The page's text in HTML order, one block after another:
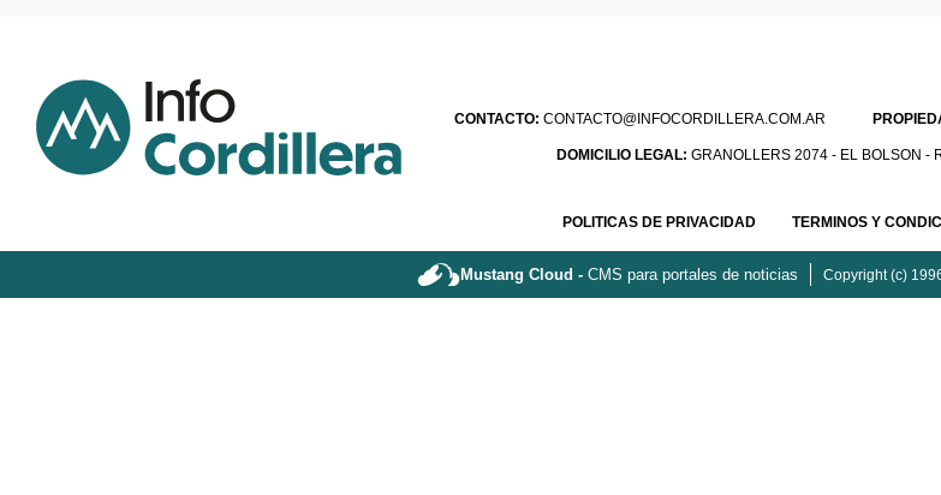
CONTACTO: CONTACTO@INFOCORDILLERA.COM.AR
DOMICILIO LEGAL:GRANOLLERS 2074 - EL BOLSON -
POLITICAS DE PRIVACIDAD TERMINOS Y
Mustang Cloud - CMS para portales de noticias Copyright (c)